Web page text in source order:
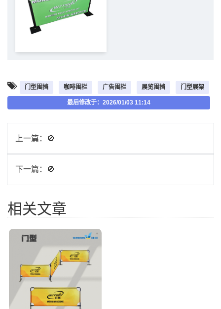
门型围挡 咖啡围栏 广告围栏 展览围挡 门型展架
最后修改于：2026/01/03 11:14
上一篇： 🚫
下一篇： 🚫
相关文章